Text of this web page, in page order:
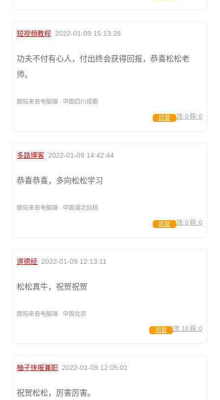
短视频教程 2022-01-09 15:13:28
功夫不付有心人，付出终会获得回报，恭喜松松老
师。
跟帖来自电脑端 · 中国四川成都
顶: 0 踩: 0
回复
多路博客 2022-01-09 14:42:44
恭喜恭喜，多向松松学习
跟帖来自电脑端 · 中国湖北仙桃
顶: 0 踩: 0
回复
道德经 2022-01-09 12:13:11
松松真牛，祝贺祝贺
跟帖来自电脑端 · 中国北京
顶: 10 踩: 0
回复
柚子快报兼职 2022-01-09 12:05:01
祝贺松松，厉害厉害。